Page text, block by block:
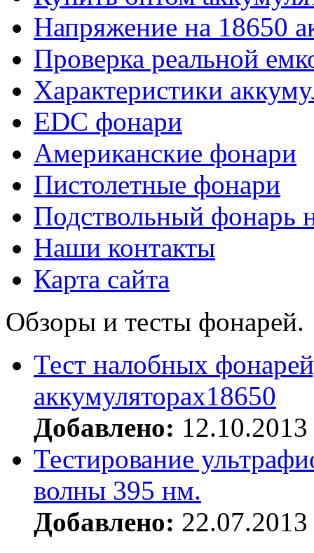
Напряжение на 18650
Проверка реальной
Характеристики
EDC фонари
Американские фонари
Пистолетные фонари
Подствольный фонарь
Наши контакты
Карта сайта
Обзоры и тесты фонарей.
Тест налобных
аккумуляторах18650
Добавлено: 12.10.2013
Тестирование
волны 395 нм.
Добавлено: 22.07.2013